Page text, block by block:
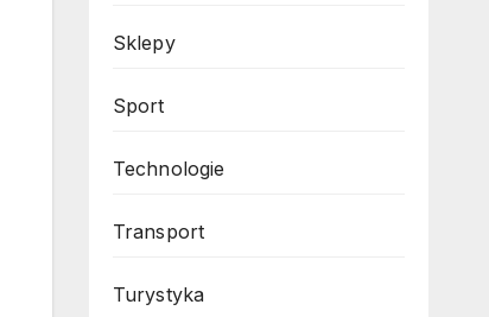
Sklepy
Sport
Technologie
Transport
Turystyka